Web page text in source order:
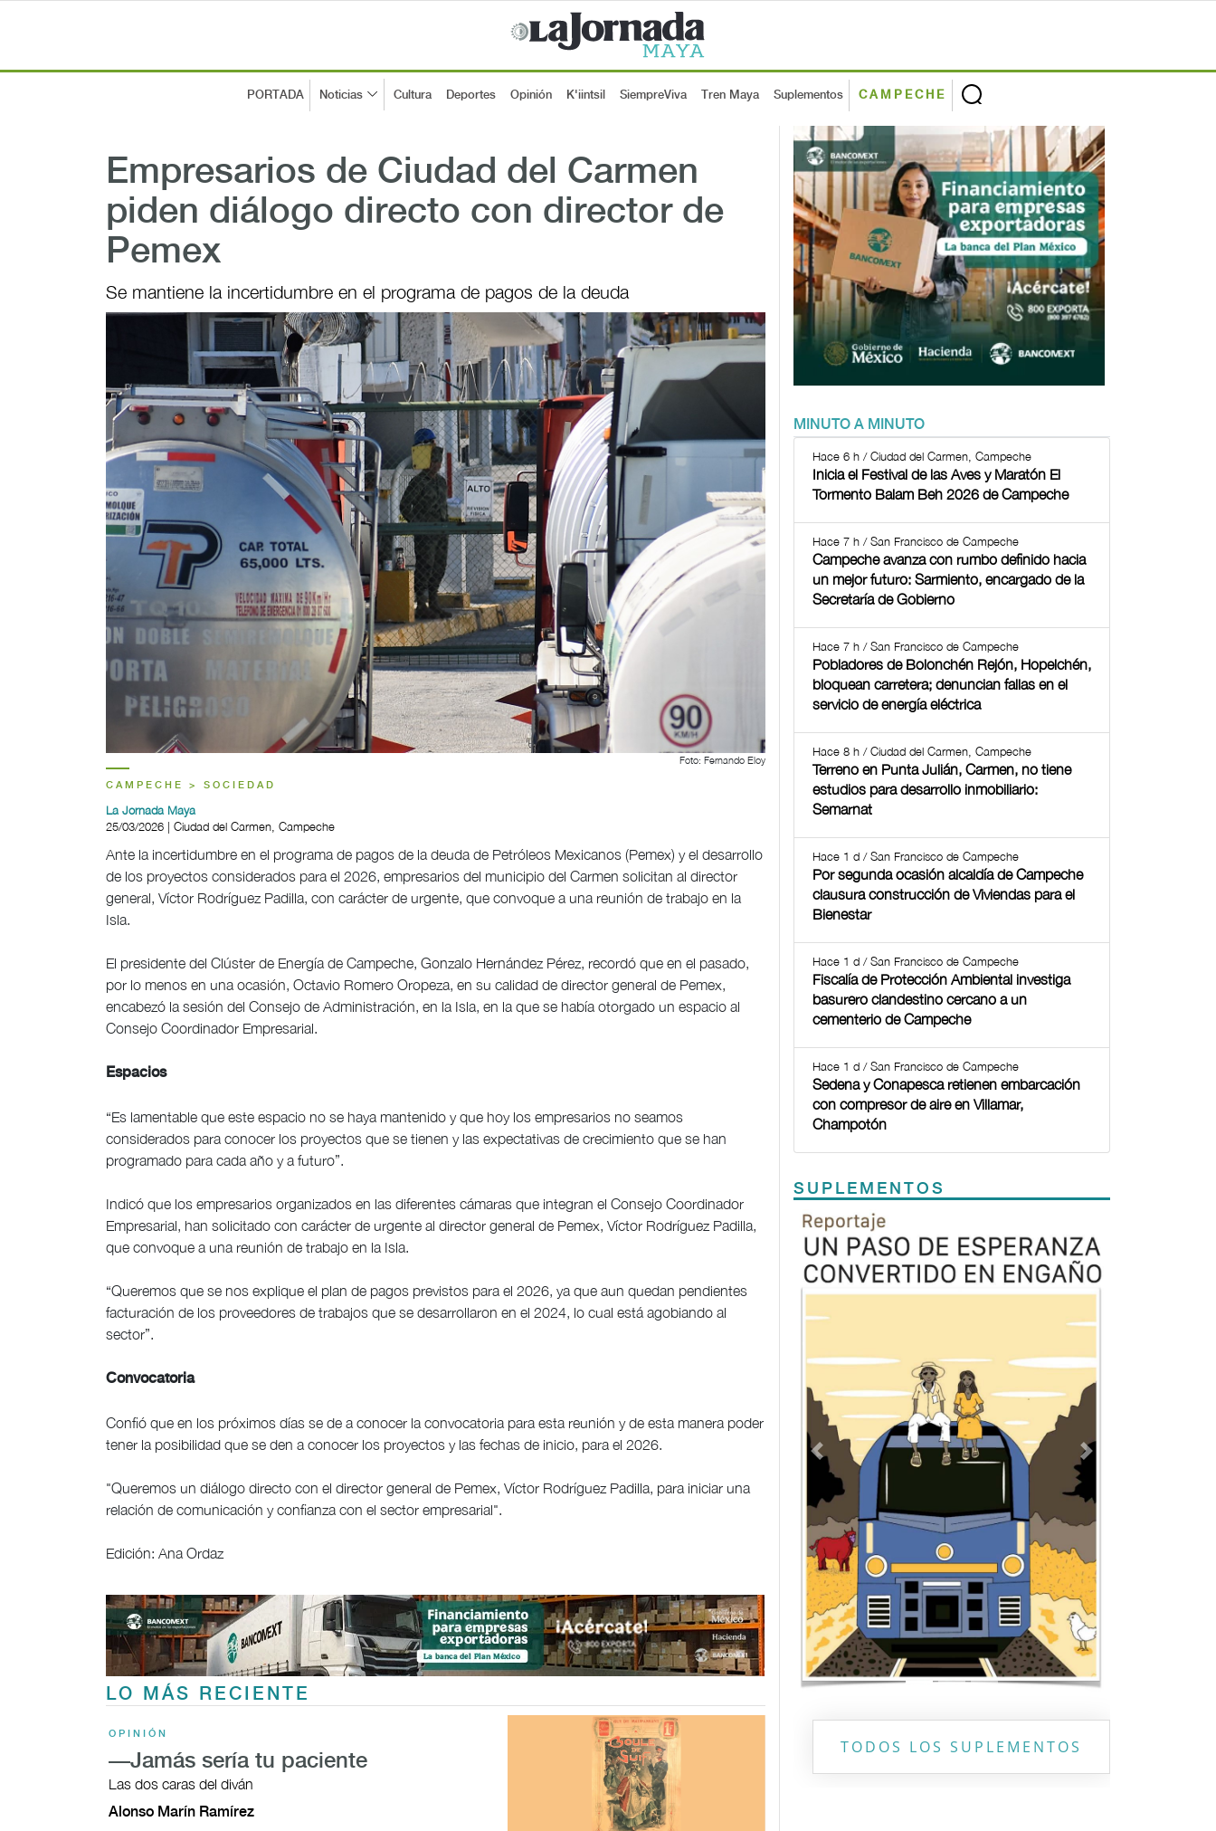
PORTADA Noticias Cultura Deportes Opinión K'iintsil SiempreViva Tren Maya Suplementos CAMPECHE
Empresarios de Ciudad del Carmen
piden diálogo directo con director de
Pemex
Se mantiene la incertidumbre en el programa de pagos de la deuda
Foto: Fernando Eloy
CAMPECHE > SOCIEDAD
La Jornada Maya
25/03/2026 | Ciudad del Carmen, Campeche
Ante la incertidumbre en el programa de pagos de la deuda de Petróleos Mexicanos (Pemex) y el desarrollo
de los proyectos considerados para el 2026, empresarios del municipio del Carmen solicitan al director
general, Víctor Rodríguez Padilla, con carácter de urgente, que convoque a una reunión de trabajo en la
Isla.
El presidente del Clúster de Energía de Campeche, Gonzalo Hernández Pérez, recordó que en el pasado,
por lo menos en una ocasión, Octavio Romero Oropeza, en su calidad de director general de Pemex,
encabezó la sesión del Consejo de Administración, en la Isla, en la que se había otorgado un espacio al
Consejo Coordinador Empresarial.
Espacios
“Es lamentable que este espacio no se haya mantenido y que hoy los empresarios no seamos
considerados para conocer los proyectos que se tienen y las expectativas de crecimiento que se han
programado para cada año y a futuro”.
Indicó que los empresarios organizados en las diferentes cámaras que integran el Consejo Coordinador
Empresarial, han solicitado con carácter de urgente al director general de Pemex, Víctor Rodríguez Padilla,
que convoque a una reunión de trabajo en la Isla.
“Queremos que se nos explique el plan de pagos previstos para el 2026, ya que aun quedan pendientes
facturación de los proveedores de trabajos que se desarrollaron en el 2024, lo cual está agobiando al
sector”.
Convocatoria
Confió que en los próximos días se de a conocer la convocatoria para esta reunión y de esta manera poder
tener la posibilidad que se den a conocer los proyectos y las fechas de inicio, para el 2026.
"Queremos un diálogo directo con el director general de Pemex, Víctor Rodríguez Padilla, para iniciar una
relación de comunicación y confianza con el sector empresarial".
Edición: Ana Ordaz
LO MÁS RECIENTE
OPINIÓN
—Jamás sería tu paciente
Las dos caras del diván
Alonso Marín Ramírez
MINUTO A MINUTO
Hace 6 h / Ciudad del Carmen, Campeche
Inicia el Festival de las Aves y Maratón El
Tormento Balam Beh 2026 de Campeche
Hace 7 h / San Francisco de Campeche
Campeche avanza con rumbo definido hacia
un mejor futuro: Sarmiento, encargado de la
Secretaría de Gobierno
Hace 7 h / San Francisco de Campeche
Pobladores de Bolonchén Rejón, Hopelchén,
bloquean carretera; denuncian fallas en el
servicio de energía eléctrica
Hace 8 h / Ciudad del Carmen, Campeche
Terreno en Punta Julián, Carmen, no tiene
estudios para desarrollo inmobiliario:
Semarnat
Hace 1 d / San Francisco de Campeche
Por segunda ocasión alcaldía de Campeche
clausura construcción de Viviendas para el
Bienestar
Hace 1 d / San Francisco de Campeche
Fiscalía de Protección Ambiental investiga
basurero clandestino cercano a un
cementerio de Campeche
Hace 1 d / San Francisco de Campeche
Sedena y Conapesca retienen embarcación
con compresor de aire en Villamar,
Champotón
SUPLEMENTOS
Previous Next
TODOS LOS SUPLEMENTOS